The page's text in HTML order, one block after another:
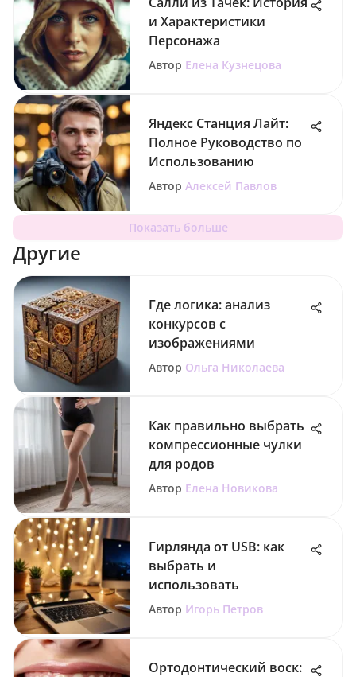
и Характеристики
Персонажа
Автор Елена Кузнецова
Яндекс Станция Лайт:
Полное Руководство по
Использованию
Автор Алексей Павлов
Показать больше
Другие
Где логика: анализ
конкурсов с
изображениями
Автор Ольга Николаева
Как правильно выбрать
компрессионные чулки
для родов
Автор Елена Новикова
Гирлянда от USB: как
выбрать и
использовать
Автор Игорь Петров
Ортодонтический воск: